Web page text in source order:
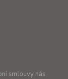
smlouvy nás